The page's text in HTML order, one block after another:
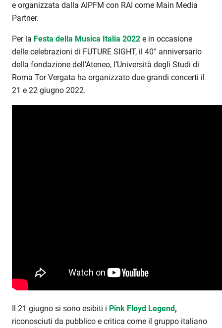
e organizzata dalla AIPFM con RAI come Main Media
Partner.
Per la Festa della Musica Italia 2022 e in occasione
delle celebrazioni di FUTURE SIGHT, il 40° anniversario
della fondazione dell’Ateneo, l’Università degli Studi di
Roma Tor Vergata ha organizzato due grandi concerti il
21 e 22 giugno 2022.
Il 21 giugno si sono esibiti i Pink Floyd Legend ,
riconosciuti da pubblico e critica come il gruppo italiano